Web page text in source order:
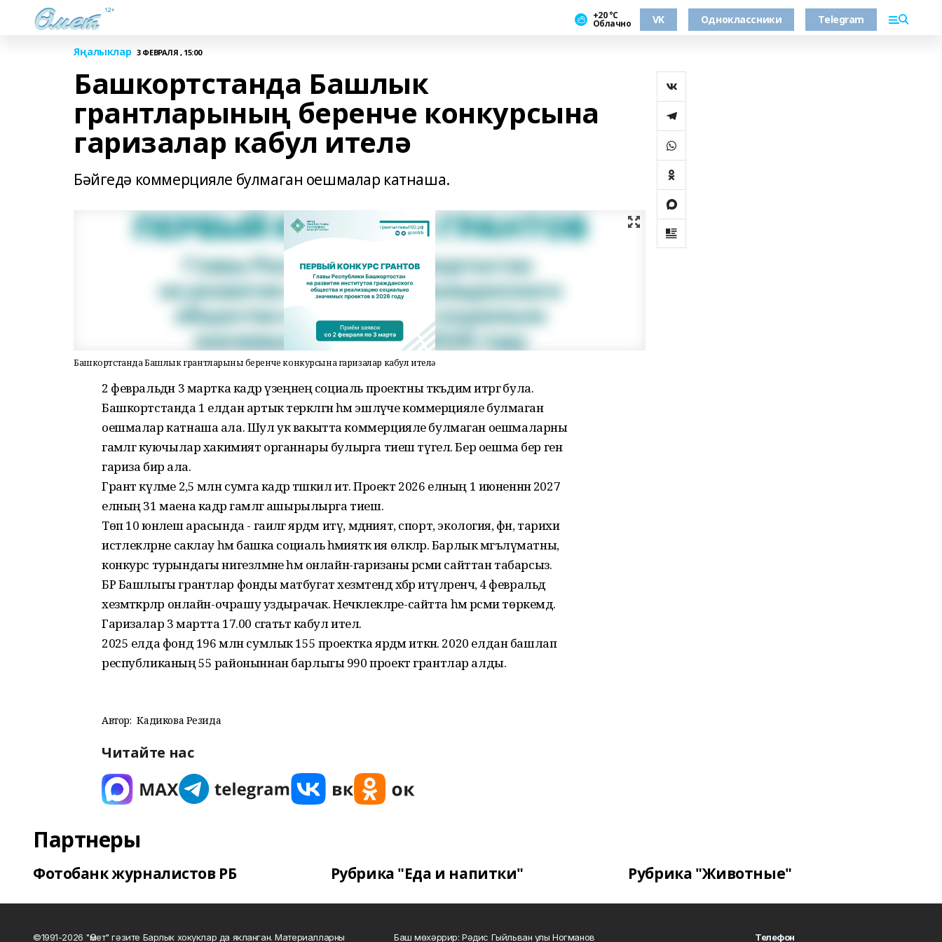
+20 °С
Облачно VK Одноклассники Telegram
Яңалыклар 3 ФЕВРАЛЯ , 15:00
Башкортстанда Башлык
грантларының беренче конкурсына
гаризалар кабул ителә
Бәйгедә коммерцияле булмаган оешмалар катнаша.
Башкортстанда Башлык грантларының беренче конкурсына гаризалар кабул ителә
2 февральдән 3 мартка кадәр үзеңнең социаль проектны тәкъдим итәргә була.
Башкортстанда 1 елдан артык теркәлгән һәм эшләүче коммерцияле булмаган
оешмалар катнаша ала. Шул ук вакытта коммерцияле булмаган оешмаларны
гамәлгә куючылар хакимият органнары булырга тиеш түгел. Бер оешма бер генә
гариза бирә ала.
Грант күләме 2,5 млн сумга кадәр тәшкил итә. Проект 2026 елның 1 июненнән 2027
елның 31 маена кадәр гамәлгә ашырылырга тиеш.
Төп 10 юнәлеш арасында - гаиләгә ярдәм итү, мәдәният, спорт, экология, фән, тарихи
истәлекләрне саклау һәм башка социаль әһәмияткә ия өлкәләр. Барлык мәгълүматны,
конкурс турындагы нигезләмәне һәм онлайн-гаризаны рәсми сайттан табарсыз.
БР Башлыгы грантлар фонды матбугат хезмәтендә хәбәр итүләренчә, 4 февральдә
хезмәткәрләр онлайн-очрашу уздырачак. Нечкәлекләре-сайтта һәм рәсми төркемдә.
Гаризалар 3 мартта 17.00 сәгатьтә кабул ителә.
2025 елда фонд 196 млн сумлык 155 проектка ярдәм иткән. 2020 елдан башлап
республиканың 55 районыннан барлыгы 990 проект грантлар алды.
Автор: Кадикова Резида
Читайте нас
Партнеры
Фотобанк журналистов РБ Рубрика "Еда и напитки" Рубрика "Животные"
©1991-2026 "Өмет" гәзите Барлык хокуклар да якланган. Материалларны Баш мөхәррир: Рәдис Гыйльван улы Ногманов Телефон